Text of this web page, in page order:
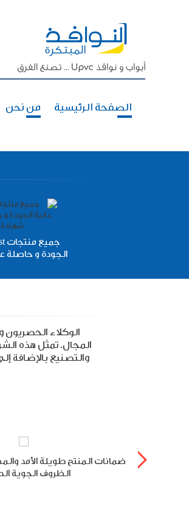
الصفحة الرئيسية من نحن
الجودة و حاصلة
المجال. تمثل هذه
والتصنيع بالإضافة
ضمانات المنتح طويلة الأمد
الظروف الجوية